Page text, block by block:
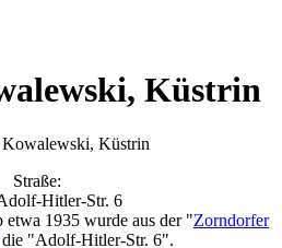
, Küstrin
Straße:
Hitler-Str. 6
etwa 1935 wurde aus der "Zorndorfer
"Adolf-Hitler-Str. 6".